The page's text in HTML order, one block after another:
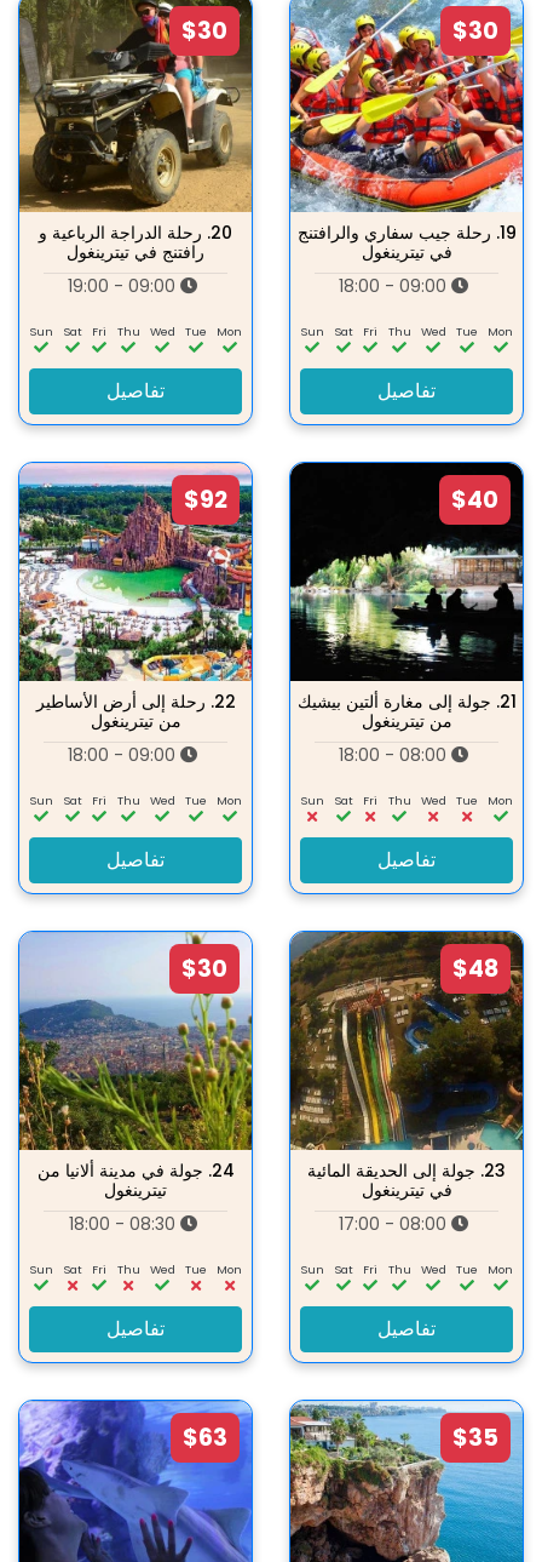
$30
19. رحلة جيب سفاري والرافتنج
في تيترينغول
Mon
Tue
Wed
Thu
Fri
Sat
Sun
تفاصيل
$30
20. رحلة الدراجة الرباعية و
رافتنج في تيترينغول
Mon
Tue
Wed
Thu
Fri
Sat
Sun
تفاصيل
$40
21. جولة إلى مغارة ألتين بيشيك
من تيترينغول
Mon
Tue
Wed
Thu
Fri
Sat
Sun
تفاصيل
$92
22. رحلة إلى أرض الأساطير
من تيترينغول
Mon
Tue
Wed
Thu
Fri
Sat
Sun
تفاصيل
$48
23. جولة إلى الحديقة المائية
في تيترينغول
Mon
Tue
Wed
Thu
Fri
Sat
Sun
تفاصيل
$30
24. جولة في مدينة ألانيا من
تيترينغول
Mon
Tue
Wed
Thu
Fri
Sat
Sun
تفاصيل
$35
$63